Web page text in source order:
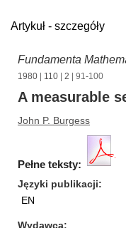
Artykuł - szczegóły
Fundamenta
1980 110 2 | 91-100
A measurable
John P. Burgess
Pełne teksty:
Języki publikacji
EN
Wydawca